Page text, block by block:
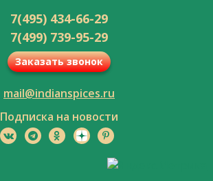
7(495) 434-66-29
7(499) 739-95-29
Заказать звонок
mail@indianspices.ru
Подписка на новости